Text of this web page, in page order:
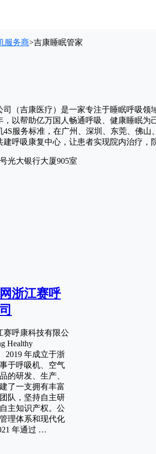
服务商>吉康睡眠管家
司（吉康医疗）是一家专注于睡眠呼吸
，以帮助亿万国人畅通呼吸、健康睡眠
4S服务标准，在广州、深圳、东莞、佛
呼吸康复中心，让患者实现院内治疗，
光大银行大厦905室
浙江赛呼
赛呼康科技有限公
Healthy
2019 年成立于浙
于呼吸机、空气
的研发、生产、
了一支拥有丰富
队，坚持自主研
主知识产权。公
理体系和现代化
年通过 …